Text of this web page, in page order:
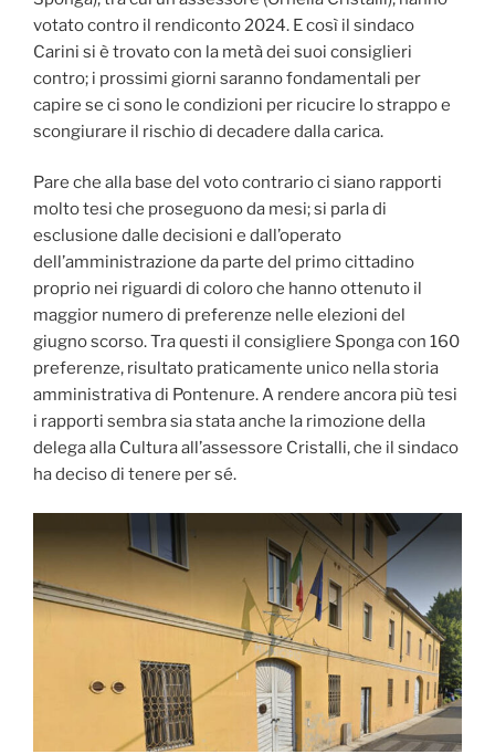
votato contro il rendiconto 2024. E così il sindaco
Carini si è trovato con la metà dei suoi consiglieri
contro; i prossimi giorni saranno fondamentali per
capire se ci sono le condizioni per ricucire lo strappo e
scongiurare il rischio di decadere dalla carica.
Pare che alla base del voto contrario ci siano rapporti
molto tesi che proseguono da mesi; si parla di
esclusione dalle decisioni e dall’operato
dell’amministrazione da parte del primo cittadino
proprio nei riguardi di coloro che hanno ottenuto il
maggior numero di preferenze nelle elezioni del
giugno scorso. Tra questi il consigliere Sponga con 160
preferenze, risultato praticamente unico nella storia
amministrativa di Pontenure. A rendere ancora più tesi
i rapporti sembra sia stata anche la rimozione della
delega alla Cultura all’assessore Cristalli, che il sindaco
ha deciso di tenere per sé.